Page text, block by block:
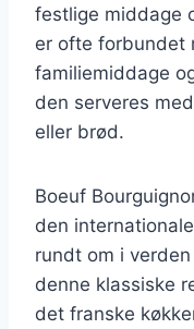
festlige middage
er ofte forbundet
familiemiddage
den serveres
eller brød.
Boeuf
den
rundt om i
denne klassiske
det franske